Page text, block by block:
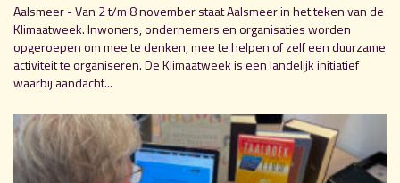
Aalsmeer - Van 2 t/m 8 november staat Aalsmeer in het teken van de
Klimaatweek. Inwoners, ondernemers en organisaties worden
opgeroepen om mee te denken, mee te helpen of zelf een duurzame
activiteit te organiseren. De Klimaatweek is een landelijk initiatief
waarbij aandacht...